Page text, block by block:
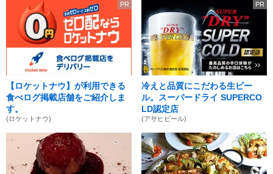
PR
【ロケットナウ】が利用できる
食べログ掲載店舗をご紹介しま
す。
(ロケットナウ)
PR
冷えと品質にこだわる生ビー
ル。スーパードライ SUPERCO
LD認定店
(アサヒビール)